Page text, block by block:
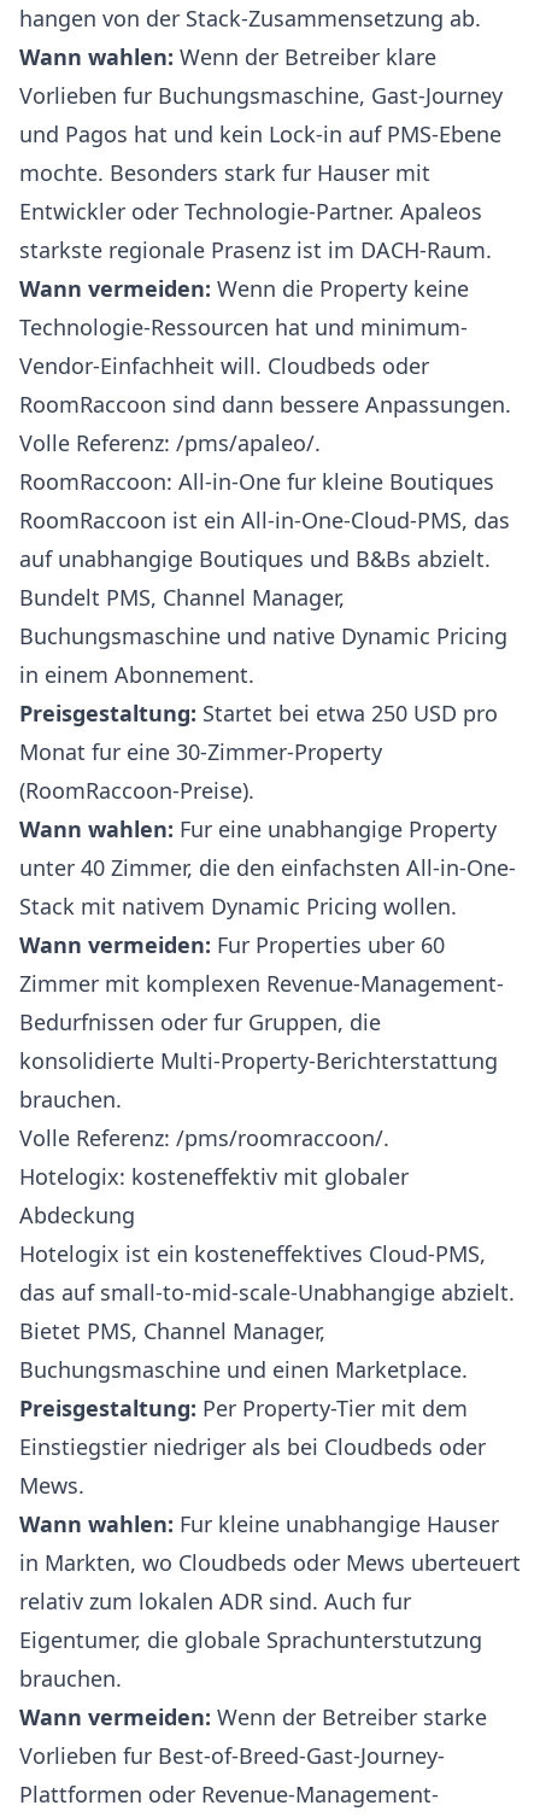
hangen von der Stack-Zusammensetzung ab.
Wann wahlen: Wenn der Betreiber klare
Vorlieben fur Buchungsmaschine, Gast-Journey
und Pagos hat und kein Lock-in auf PMS-Ebene
mochte. Besonders stark fur Hauser mit
Entwickler oder Technologie-Partner. Apaleos
starkste regionale Prasenz ist im DACH-Raum.
Wann vermeiden: Wenn die Property keine
Technologie-Ressourcen hat und minimum-
Vendor-Einfachheit will. Cloudbeds oder
RoomRaccoon sind dann bessere Anpassungen.
Volle Referenz: /pms/apaleo/.
RoomRaccoon: All-in-One fur kleine Boutiques
RoomRaccoon ist ein All-in-One-Cloud-PMS, das
auf unabhangige Boutiques und B&Bs abzielt.
Bundelt PMS, Channel Manager,
Buchungsmaschine und native Dynamic Pricing
in einem Abonnement.
Preisgestaltung: Startet bei etwa 250 USD pro
Monat fur eine 30-Zimmer-Property
(RoomRaccoon-Preise).
Wann wahlen: Fur eine unabhangige Property
unter 40 Zimmer, die den einfachsten All-in-One-
Stack mit nativem Dynamic Pricing wollen.
Wann vermeiden: Fur Properties uber 60
Zimmer mit komplexen Revenue-Management-
Bedurfnissen oder fur Gruppen, die
konsolidierte Multi-Property-Berichterstattung
brauchen.
Volle Referenz: /pms/roomraccoon/.
Hotelogix: kosteneffektiv mit globaler
Abdeckung
Hotelogix ist ein kosteneffektives Cloud-PMS,
das auf small-to-mid-scale-Unabhangige abzielt.
Bietet PMS, Channel Manager,
Buchungsmaschine und einen Marketplace.
Preisgestaltung: Per Property-Tier mit dem
Einstiegstier niedriger als bei Cloudbeds oder
Mews.
Wann wahlen: Fur kleine unabhangige Hauser
in Markten, wo Cloudbeds oder Mews uberteuert
relativ zum lokalen ADR sind. Auch fur
Eigentumer, die globale Sprachunterstutzung
brauchen.
Wann vermeiden: Wenn der Betreiber starke
Vorlieben fur Best-of-Breed-Gast-Journey-
Plattformen oder Revenue-Management-